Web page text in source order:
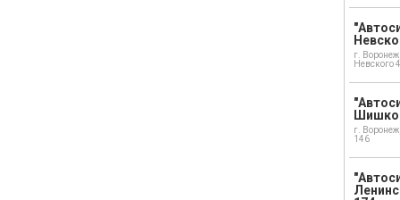
г.
Невского
г.
146